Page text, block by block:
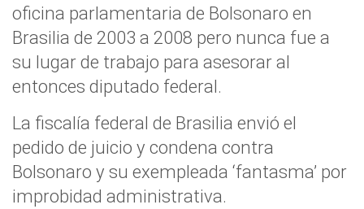
oficina parlamentaria de Bolsonaro en
Brasilia de 2003 a 2008 pero nunca fue a
su lugar de trabajo para asesorar al
entonces diputado federal.
La fiscalía federal de Brasilia envió el
pedido de juicio y condena contra
Bolsonaro y su exempleada ‘fantasma’ por
improbidad administrativa.